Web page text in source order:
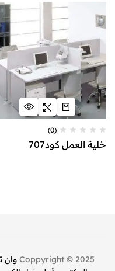
(0)
خلية العمل كود707
Coppyright © 2025 وان